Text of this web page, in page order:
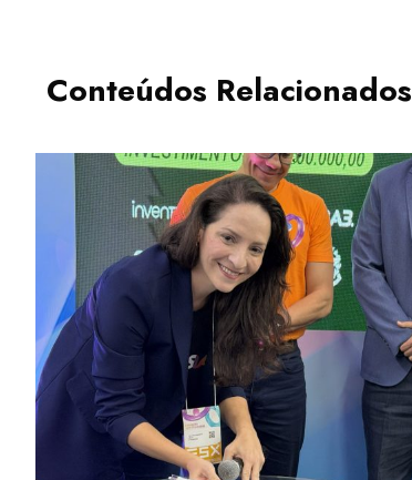
Conteúdos Relacionados